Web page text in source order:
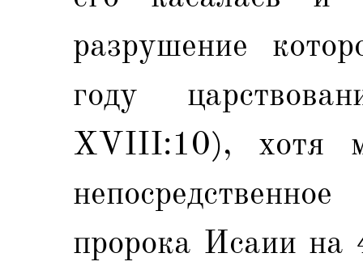
разрушение
году
XVIII:10), хотя
пророка Исаии на